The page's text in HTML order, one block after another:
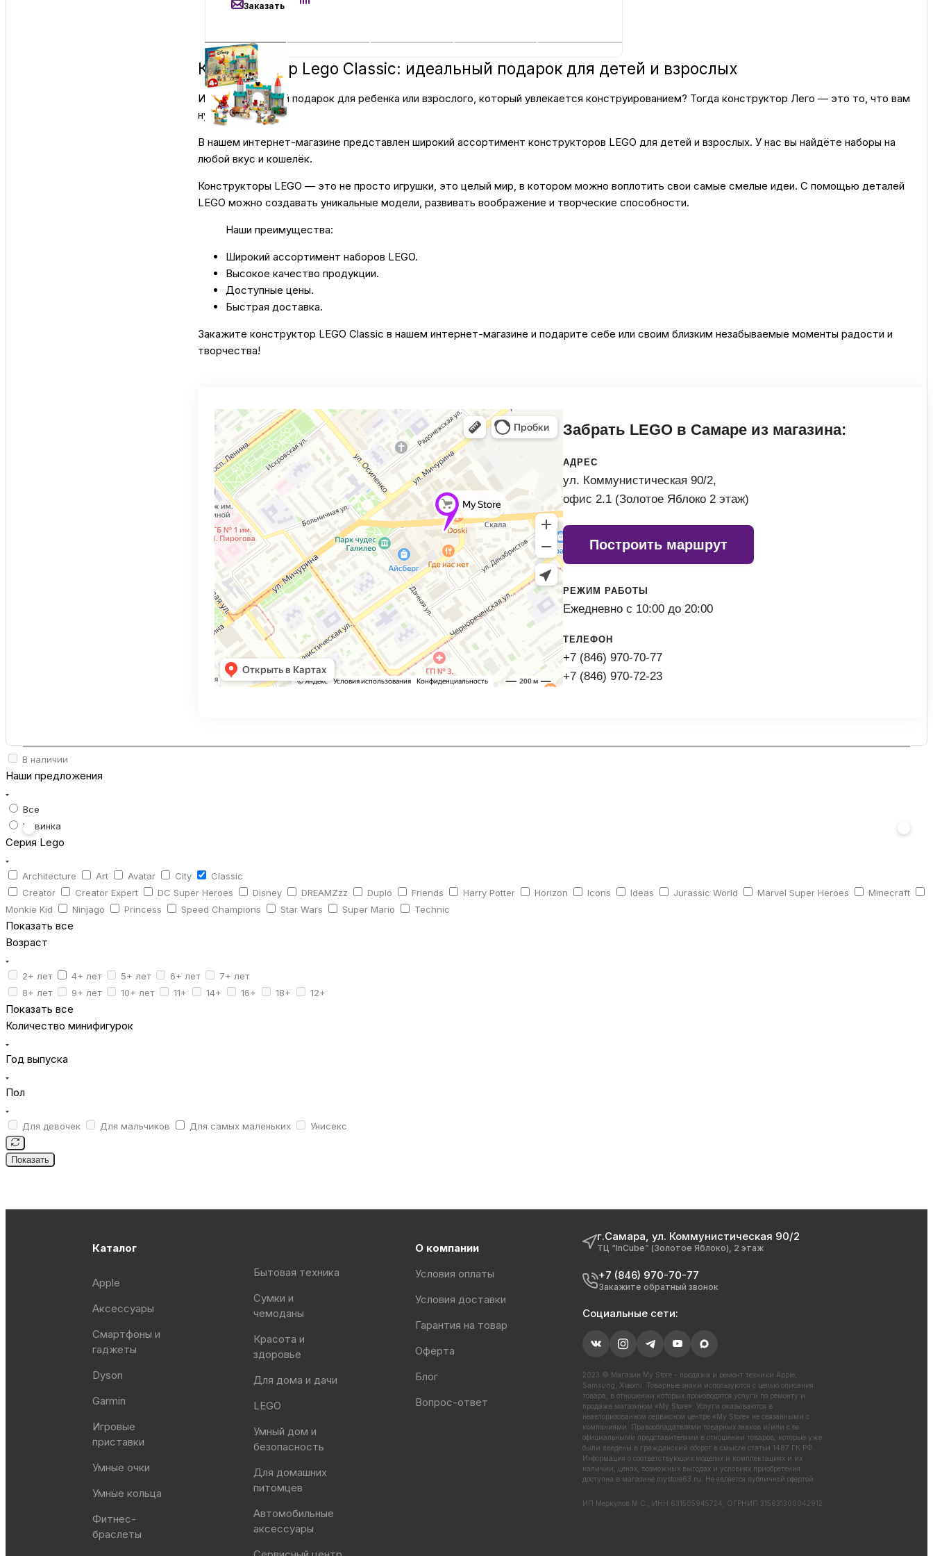
Бытовая техника
Автомобильные аксессуары
Подарочные сертификаты
Заказать
Конструктор Lego Classic: идеальный подарок для детей и взрослых
Ищете идеальный подарок для ребенка или взрослого, который увлекается конструированием? Тогда конструктор Лего — это то, что вам
нужно!
В нашем интернет-магазине представлен широкий ассортимент конструкторов LEGO для детей и взрослых. У нас вы найдёте наборы на
любой вкус и кошелёк.
Конструкторы LEGO — это не просто игрушки, это целый мир, в котором можно воплотить свои самые смелые идеи. С помощью деталей
LEGO можно создавать уникальные модели, развивать воображение и творческие способности.
Наши преимущества:
Широкий ассортимент наборов LEGO.
Высокое качество продукции.
Доступные цены.
Быстрая доставка.
Закажите конструктор LEGO Classic в нашем интернет-магазине и подарите себе или своим близким незабываемые моменты радости и
творчества!
Забрать LEGO в Самаре из магазина:
АДРЕС
ул. Коммунистическая 90/2,
офис 2.1 (Золотое Яблоко 2 этаж)
Построить маршрут
РЕЖИМ РАБОТЫ
Ежедневно с 10:00 до 20:00
ТЕЛЕФОН
+7 (846) 970-70-77
+7 (846) 970-72-23
В наличии
Наши предложения
Все
Новинка
Серия Lego
Architecture Art Avatar City
Classic
Creator
Creator Expert DC Super Heroes Disney DREAMZzz Duplo Friends Harry Potter Horizon Icons Ideas Jurassic World Marvel Super Heroes
Minecraft
Monkie Kid
Ninjago Princess Speed Champions Star Wars Super Mario Technic
Показать все
Возраст
2+ лет 4+ лет 5+ лет 6+ лет
7+ лет
8+ лет
9+ лет 10+ лет 11+ 14+ 16+ 18+ 12+
Показать все
Количество минифигурок
Год выпуска
Пол
Для девочек Для мальчиков Для самых маленьких Унисекс
Показать
Каталог
Apple
Аксессуары
Смартфоны и
гаджеты
Dyson
Garmin
Игровые
приставки
Умные очки
Умные кольца
Фитнес-
браслеты
Бытовая техника
Сумки и
чемоданы
Красота и
здоровье
Для дома и дачи
LEGO
Умный дом и
безопасность
Для домашних
питомцев
Автомобильные
аксессуары
О компании
Условия оплаты
Условия доставки
Гарантия на товар
Оферта
Блог
Вопрос-ответ
г.Самара, ул. Коммунистическая 90/2
ТЦ “InCube” (Золотое Яблоко), 2 этаж
+7 (846) 970-70-77
Закажите обратный звонок
Социальные сети:
2023 © Магазин My Store - продажа и ремонт техники Apple,
Samsung, Xiaomi. Товарные знаки используются с целью описания
товара, в отношении которых производятся услуги по ремонту и
продаже магазином «My Store». Услуги оказываются в
неавторизованном сервисном центре «My Store» не связанными с
компаниями. Правообладателями товарных знаков и/или с ее
официальными представителями в отношении товаров, которые уже
были введены в гражданский оборот в смысле статьи 1487 ГК РФ.
Информация о соответствующих моделях и комплектациях и их
наличии, ценах, возможных выгодах и условиях приобретения
доступна в магазине mystore63.ru . Не является публичной офертой.
ИП Меркулов М.С., ИНН 631505945724, ОГРНИП 315631300042912